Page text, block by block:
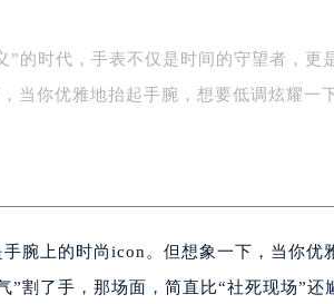
”的时代，手表不仅是时间的守望者，更
当你优雅地抬起手腕，想要低调炫耀一
腕上的时尚icon。但想象一下，当你优
”割了手，那场面，简直比“社死现场”还